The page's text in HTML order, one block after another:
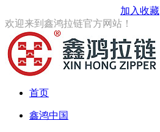
加入收藏
欢迎来到鑫鸿拉链官方网站！
首页
鑫鸿中国